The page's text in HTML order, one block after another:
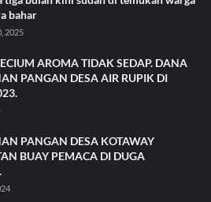
bahar
2025
AROMA TIDAK SEDAP. DANA
PANGAN DESA AIR RUPIK DI
PANGAN DESA KOTAWAY
BUAY PEMACA DI DUGA